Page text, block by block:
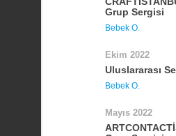
Grup Sergisi
Bebek O.
Ekim 2022
Uluslararası
Bebek O.
Mayıs 2022